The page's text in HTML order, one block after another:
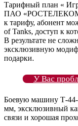
Тарифный план «
ПАО «РОСТЕЛЕКОМ»
к тарифу, абонент
of Tanks, доступ к
В результате не
эксклюзивную
подарки.
У Вас
Боевую машину Т-44-
мм, эксклюзивный
связи и хорошая